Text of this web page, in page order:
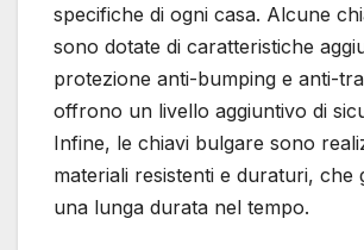
specifiche di ogni casa. Alcune
sono dotate di caratteristiche
protezione anti-bumping e anti-
offrono un livello aggiuntivo di
Infine, le chiavi bulgare sono
materiali resistenti e duraturi, che
una lunga durata nel tempo.